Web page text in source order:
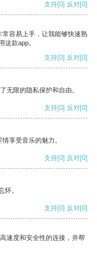
支持[0] 反对[0]
容易上手，让我能够快速熟
款app。
支持[0] 反对[0]
无限的隐私保护和自由。
支持[0] 反对[0]
享受音乐的魅力。
支持[0] 反对[0]
怀。
支持[0] 反对[0]
速度和安全性的连接，并帮